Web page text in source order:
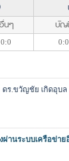
นๆ บัญ
0:0 0:0
ดร.ขวัญชัย เกิดอุบล
านระบบเครือข่าย